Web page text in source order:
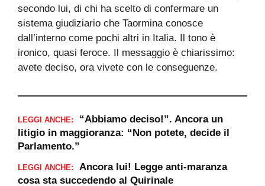
secondo lui, di chi ha scelto di confermare un
sistema giudiziario che Taormina conosce
dall’interno come pochi altri in Italia. Il tono è
ironico, quasi feroce. Il messaggio è chiarissimo:
avete deciso, ora vivete con le conseguenze.
LEGGI ANCHE:
“Abbiamo deciso!”. Ancora un
litigio in maggioranza: “Non potete, decide il
Parlamento.”
LEGGI ANCHE:
Ancora lui! Legge anti-maranza
cosa sta succedendo al Quirinale